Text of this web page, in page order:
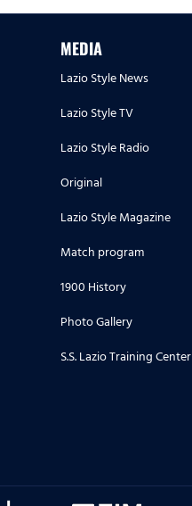
MEDIA
Lazio Style News
Lazio Style TV
Lazio Style Radio
Original
Lazio Style Magazine
Match program
1900 History
Photo Gallery
S.S. Lazio Training Center